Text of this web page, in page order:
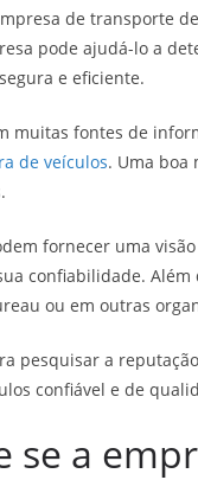
de transporte
pode ajudá-lo a
e eficiente.
muitas fontes de
de veículos. Uma boa
fornecer uma
confiabilidade.
ou em outras
pesquisar a
confiável e de
se a